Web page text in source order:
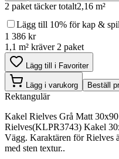
2 paket täcker totalt2,16 m²
Lägg till 10% för kap &
1 386 kr
1,1 m² kräver 2 paket
Lägg till i Favoriter
Lägg i varukorg Beställ
Rektangulär
Kakel Rielves Grå Matt
Rielves(KLPR3743) Kakel
Vägg. Karaktären för Rielves
med sten textur..